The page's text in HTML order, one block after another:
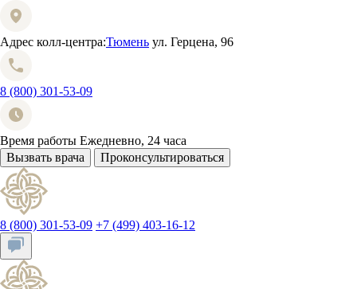
Адрес колл-центра:Тюмень ул. Герцена, 96
8 (800) 301-53-09
Время работы Ежедневно, 24 часа
Вызвать врача
Проконсультироваться
8 (800) 301-53-09 +7 (499) 403-16-12